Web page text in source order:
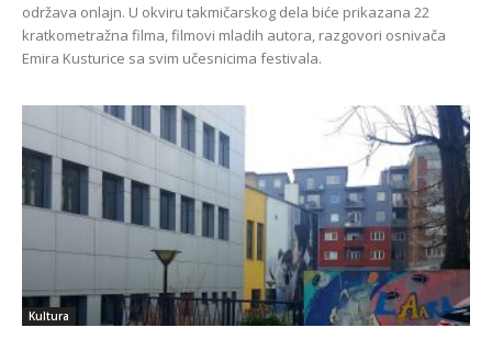
održava onlajn. U okviru takmičarskog dela biće prikazana 22
kratkometražna filma, filmovi mladih autora, razgovori osnivača
Emira Kusturice sa svim učesnicima festivala.
Kultura